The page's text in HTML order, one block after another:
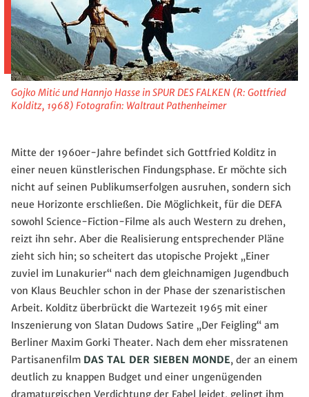
Gojko Mitić und Hannjo Hasse in SPUR DES FALKEN (R: Gottfried
Kolditz, 1968) Fotografin: Waltraut Pathenheimer
Mitte der 1960er-Jahre befindet sich Gottfried Kolditz in
einer neuen künstlerischen Findungsphase. Er möchte sich
nicht auf seinen Publikumserfolgen ausruhen, sondern sich
neue Horizonte erschließen. Die Möglichkeit, für die DEFA
sowohl Science-Fiction-Filme als auch Western zu drehen,
reizt ihn sehr. Aber die Realisierung entsprechender Pläne
zieht sich hin; so scheitert das utopische Projekt „Einer
zuviel im Lunakurier“ nach dem gleichnamigen Jugendbuch
von Klaus Beuchler schon in der Phase der szenaristischen
Arbeit. Kolditz überbrückt die Wartezeit 1965 mit einer
Inszenierung von Slatan Dudows Satire „Der Feigling“ am
Berliner Maxim Gorki Theater. Nach dem eher missratenen
Partisanenfilm DAS TAL DER SIEBEN MONDE, der an einem
deutlich zu knappen Budget und einer ungenügenden
dramaturgischen Verdichtung der Fabel leidet, gelingt ihm